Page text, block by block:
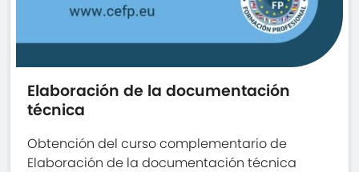
Elaboración de la documentación
técnica
Obtención del curso complementario de
Elaboración de la documentación técnica